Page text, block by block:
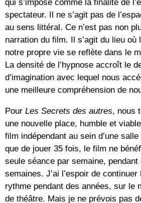
qui s’impose comme la finalité de
spectateur. Il ne s’agit pas de
au sens littéral. Ce n’est pas non
narration du film. Il s’agit du lieu où
notre propre vie se reflète dans le
La densité de l’hypnose accroît le
d’imagination avec lequel nous
une meilleure compréhension de
Pour Les Secrets des autres, nous
une nouvelle place, humble et
film indépendant au sein d’une
que de jouer 35 fois, le film ne
seule séance par semaine, pendant
semaines. J’ai l’espoir de
rythme pendant des années, sur le
de théâtre. Mais je ne prévois pas